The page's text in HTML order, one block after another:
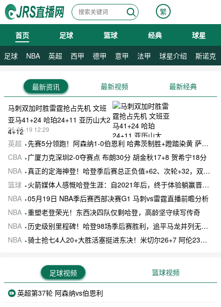
繁
首页 足球 篮球 经典 球星
足球 NBA 英超 西甲 德甲 意甲 法甲 球星介绍 斯诺克
最新资讯 最新视频 最新经典
马刺双加时胜雷霆抢占先机 文班
亚马41+24 哈珀24+11 亚历山大2
4+12
26-05-19 12:29
英超
先赛5分领跑！阿森纳1-0伯恩利 哈弗茨制胜+蹬踏染黄 萨卡献助攻
CBA
广厦力克深圳2-0夺赛点 布朗30分 胡金秋17+8 贺希宁18分
NBA 真正的定海神登！哈登季后赛总正负值+62、次轮+32，双数据领跑骑士全队
篮球
火箭媒体人感慨哈登生涯：自2021年后，终于体验躺赢晋级滋味
NBA 05月19日 NBA季后赛西部决赛G1 马刺vs雷霆直播前瞻分析
NBA 重塑老登荣光！东西决四队仅剩哈登，高龄坚守续写传奇
NBA
历史级别里程碑！哈登98场季后赛胜利，追平马龙并列无冠球员历史第一
NBA 骑士抢七4人20+大胜活塞挺进东决！米切尔26+7 阿伦23分 梅里尔23分 詹金斯17分
足球视频 篮球视频
英超第37轮 阿森纳vs伯恩利
08月09日 星期日